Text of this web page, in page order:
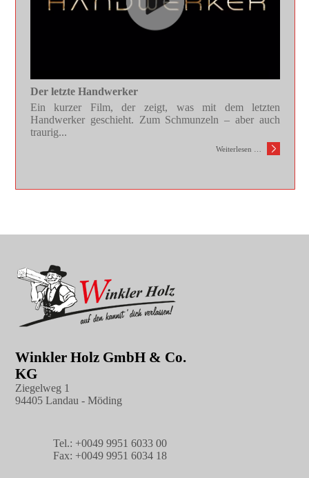
Der letzte Handwerker
Ein kurzer Film, der zeigt, was mit dem letzten
Handwerker geschieht. Zum Schmunzeln – aber auch
traurig...
Weiterlesen …
Winkler Holz GmbH & Co.
KG
Ziegelweg 1
94405 Landau - Möding
Tel.: +0049 9951 6033 00
Fax: +0049 9951 6034 18